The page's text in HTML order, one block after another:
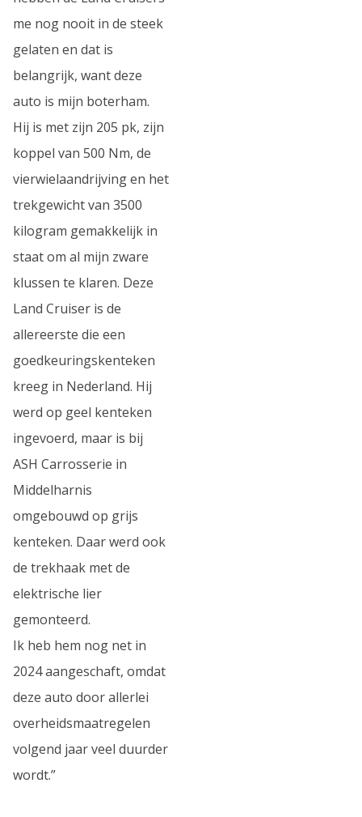
me nog nooit in de steek
gelaten en dat is
belangrijk, want deze
auto is mijn boterham.
Hij is met zijn 205 pk, zijn
koppel van 500 Nm, de
vierwielaandrijving en het
trekgewicht van 3500
kilogram gemakkelijk in
staat om al mijn zware
klussen te klaren. Deze
Land Cruiser is de
allereerste die een
goedkeuringskenteken
kreeg in Nederland. Hij
werd op geel kenteken
ingevoerd, maar is bij
ASH Carrosserie in
Middelharnis
omgebouwd op grijs
kenteken. Daar werd ook
de trekhaak met de
elektrische lier
gemonteerd.
Ik heb hem nog net in
2024 aangeschaft, omdat
deze auto door allerlei
overheidsmaatregelen
volgend jaar veel duurder
wordt.”